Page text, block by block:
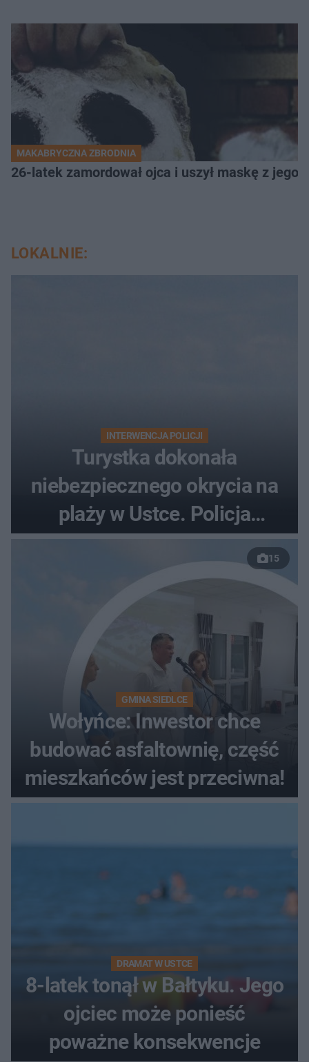
MAKABRYCZNA ZBRODNIA
26-latek zamordował ojca i uszył maskę z
LOKALNIE:
INTERWENCJA POLICJI
Turystka dokonała
niebezpiecznego okrycia na
plaży w Ustce. Policja
musiała zamknąć odcinek
wybrzeża
15
GMINA SIEDLCE
Wołyńce: Inwestor chce
budować asfaltownię, część
mieszkańców jest przeciwna!
DRAMAT W USTCE
8-latek tonął w Bałtyku. Jego
ojciec może ponieść
poważne konsekwencje